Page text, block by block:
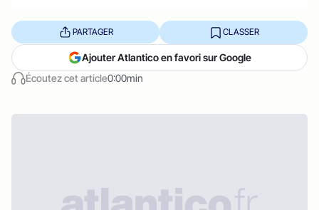
Écoutez cet article0:00min
PARTAGER CLASSER
Ajouter Atlantico en favori sur Google